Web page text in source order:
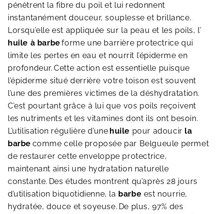
pénètrent la fibre du poil et lui redonnent
instantanément douceur, souplesse et brillance.
Lorsqu’elle est appliquée sur la peau et les poils, l’
huile à barbeforme une barrière protectrice qui
limite les pertes en eau et nourrit l’épiderme en
profondeur. Cette action est essentielle puisque
l’épiderme situé derrière votre toison est souvent
l’une des premières victimes de la déshydratation.
C’est pourtant grâce à lui que vos poils reçoivent
les nutriments et les vitamines dont ils ont besoin.
L’utilisation régulière d’une huile pour adoucir la
barbe comme celle proposée par Belgueule permet
de restaurer cette enveloppe protectrice,
maintenant ainsi une hydratation naturelle
constante. Des études montrent qu’après 28 jours
d’utilisation biquotidienne, la barbe est nourrie,
hydratée, douce et soyeuse. De plus, 97% des